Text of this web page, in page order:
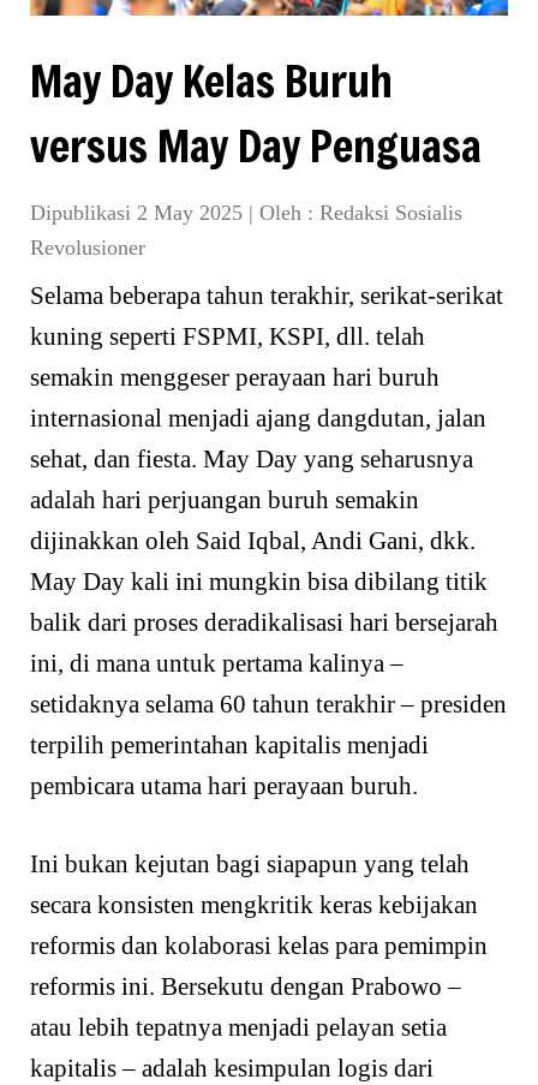
May Day Kelas Buruh
versus May Day Penguasa
Dipublikasi 2 May 2025 | Oleh : Redaksi Sosialis
Revolusioner
Selama beberapa tahun terakhir, serikat-serikat
kuning seperti FSPMI, KSPI, dll. telah
semakin menggeser perayaan hari buruh
internasional menjadi ajang dangdutan, jalan
sehat, dan fiesta. May Day yang seharusnya
adalah hari perjuangan buruh semakin
dijinakkan oleh Said Iqbal, Andi Gani, dkk.
May Day kali ini mungkin bisa dibilang titik
balik dari proses deradikalisasi hari bersejarah
ini, di mana untuk pertama kalinya –
setidaknya selama 60 tahun terakhir – presiden
terpilih pemerintahan kapitalis menjadi
pembicara utama hari perayaan buruh.
Ini bukan kejutan bagi siapapun yang telah
secara konsisten mengkritik keras kebijakan
reformis dan kolaborasi kelas para pemimpin
reformis ini. Bersekutu dengan Prabowo –
atau lebih tepatnya menjadi pelayan setia
kapitalis – adalah kesimpulan logis dari